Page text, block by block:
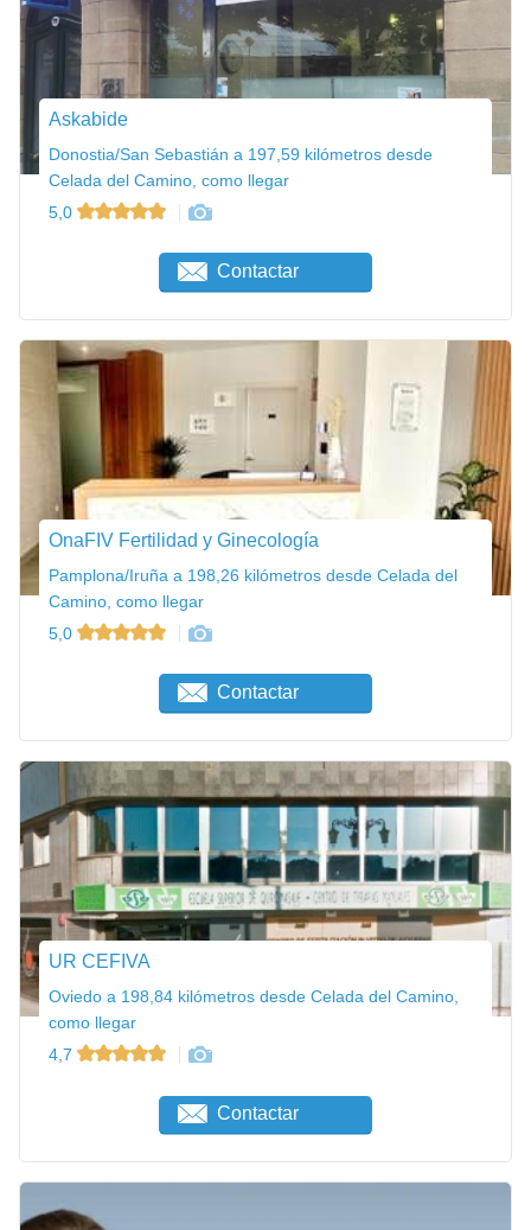
Askabide
Donostia/San Sebastián a 197,59 kilómetros desde
Celada del Camino, como llegar
5,0
Contactar
OnaFIV Fertilidad y Ginecología
Pamplona/Iruña a 198,26 kilómetros desde Celada del
Camino, como llegar
5,0
Contactar
UR CEFIVA
Oviedo a 198,84 kilómetros desde Celada del Camino,
como llegar
4,7
Contactar